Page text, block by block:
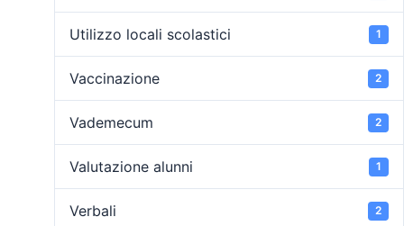
Utilizzo locali scolastici 1
Vaccinazione 2
Vademecum 2
Valutazione alunni 1
Verbali 2